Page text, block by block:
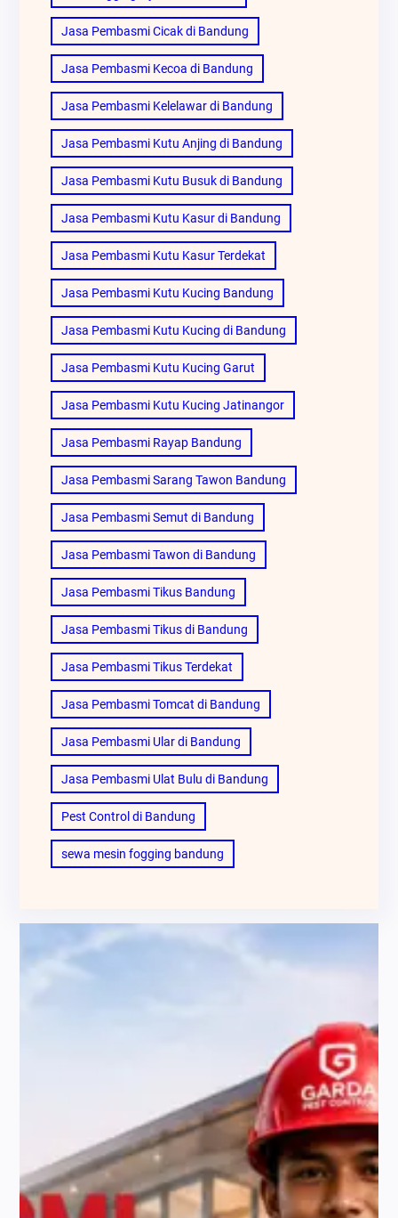
Jasa Pembasmi Cicak di Bandung
Jasa Pembasmi Kecoa di Bandung
Jasa Pembasmi Kelelawar di Bandung
Jasa Pembasmi Kutu Anjing di Bandung
Jasa Pembasmi Kutu Busuk di Bandung
Jasa Pembasmi Kutu Kasur di Bandung
Jasa Pembasmi Kutu Kasur Terdekat
Jasa Pembasmi Kutu Kucing Bandung
Jasa Pembasmi Kutu Kucing di Bandung
Jasa Pembasmi Kutu Kucing Garut
Jasa Pembasmi Kutu Kucing Jatinangor
Jasa Pembasmi Rayap Bandung
Jasa Pembasmi Sarang Tawon Bandung
Jasa Pembasmi Semut di Bandung
Jasa Pembasmi Tawon di Bandung
Jasa Pembasmi Tikus Bandung
Jasa Pembasmi Tikus di Bandung
Jasa Pembasmi Tikus Terdekat
Jasa Pembasmi Tomcat di Bandung
Jasa Pembasmi Ular di Bandung
Jasa Pembasmi Ulat Bulu di Bandung
Pest Control di Bandung
sewa mesin fogging bandung